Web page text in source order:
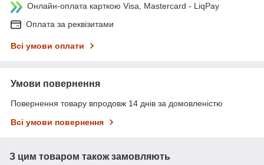
Онлайн-оплата карткою Visa, Mastercard - LiqPay
Оплата за реквізитами
Всі умови оплати
Умови повернення
Повернення товару впродовж 14 днів за домовленістю
Всі умови повернення
З цим товаром також замовляють